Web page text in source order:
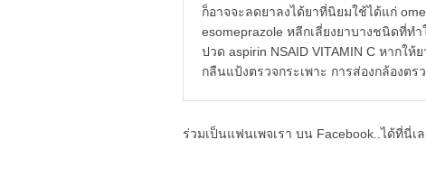
ก็อาจจะลดยาลงได้ยาที่นิยมใช้ได้แก่
esomeprazole หลีกเลี่ยงยาบางชนิดที่ท
ปวด aspirin NSAID VITAMIN C หากใ
กลืนแป้งตรวจกระเพาะ การส่องกล้องตร
ร่วมเป็นแฟนเพจเรา บน Facebook..ได้ที่นี่เ